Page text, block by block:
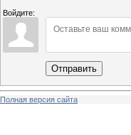
Войдите:
Отправить
Полная версия сайта